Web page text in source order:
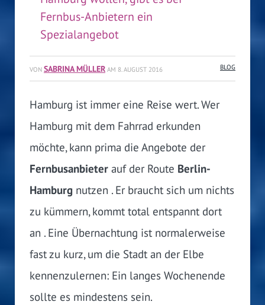
Fernbus-Anbietern ein
Spezialangebot
VON SABRINA MÜLLER AM 8. AUGUST 2016 BLOG
Hamburg ist immer eine Reise wert. Wer
Hamburg mit dem Fahrrad erkunden
möchte, kann prima die Angebote der
Fernbusanbieter auf der Route Berlin-
Hamburg nutzen . Er braucht sich um nichts
zu kümmern, kommt total entspannt dort
an . Eine Übernachtung ist normalerweise
fast zu kurz, um die Stadt an der Elbe
kennenzulernen: Ein langes Wochenende
sollte es mindestens sein.